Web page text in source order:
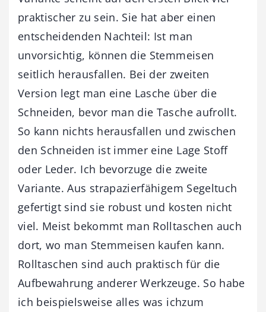
praktischer zu sein. Sie hat aber einen
entscheidenden Nachteil: Ist man
unvorsichtig, können die Stemmeisen
seitlich herausfallen. Bei der zweiten
Version legt man eine Lasche über die
Schneiden, bevor man die Tasche aufrollt.
So kann nichts herausfallen und zwischen
den Schneiden ist immer eine Lage Stoff
oder Leder. Ich bevorzuge die zweite
Variante. Aus strapazierfähigem Segeltuch
gefertigt sind sie robust und kosten nicht
viel. Meist bekommt man Rolltaschen auch
dort, wo man Stemmeisen kaufen kann.
Rolltaschen sind auch praktisch für die
Aufbewahrung anderer Werkzeuge. So habe
ich beispielsweise alles was ichzum